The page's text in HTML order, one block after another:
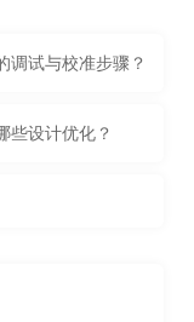
调试与校准步骤？
些设计优化？